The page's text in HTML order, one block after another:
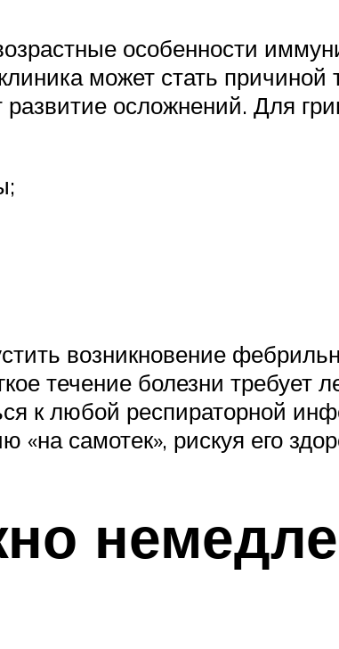
особенности
может стать причиной
осложнений. Для
возникновение
течение болезни требует
к любой респираторной
«на самотек», рискуя его